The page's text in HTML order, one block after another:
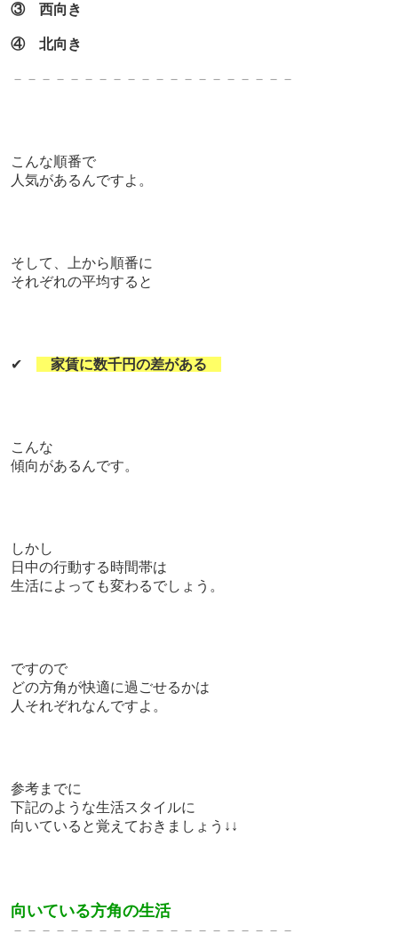
③ 西向き
④ 北向き
－－－－－－－－－－－－－－－－－－－－
こんな順番で
人気があるんですよ。
そして、
上から順番に
それぞれの平均すると
✔ 家賃に数千円の差がある
こんな
傾向があるんです。
しかし
日中の行動する時間帯は
生活によっても変わるでしょう。
ですので
どの方角が快適に過ごせるかは
人それぞれなんですよ。
参考までに
下記のような生活スタイルに
向いていると覚えておきましょう↓↓
向いている方角の生活
－－－－－－－－－－－－－－－－－－－－